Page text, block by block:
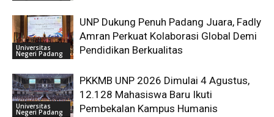
Universitas
Negeri Padang
UNP Dukung Penuh Padang Juara, Fadly
Amran Perkuat Kolaborasi Global Demi
Pendidikan Berkualitas
Universitas
Negeri Padang
PKKMB UNP 2026 Dimulai 4 Agustus,
12.128 Mahasiswa Baru Ikuti
Pembekalan Kampus Humanis